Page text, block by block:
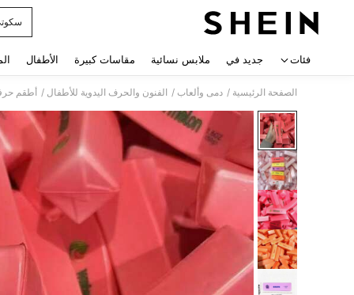
فئات جديد في ملابس نسائية مقاسات كبيرة الأطفال
الصفحة الرئيسية / دمى وألعاب / الفنون والحرف اليدوية للأطفال / أطقم